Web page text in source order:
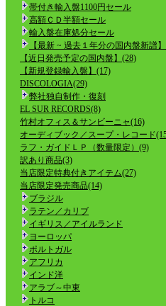
帯付き輸入盤1100円セール
高額ＣＤ半額セール
輸入盤在庫処分セール
【最新 ~ 過去１年分の国内盤新譜】
【近日発売予定の国内盤】(28)
【新規登録輸入盤】(17)
DISCOLOGIA(29)
弊社独自制作・復刻
EL SUR RECORDS(8)
竹村オフィス＆サンビーニャ(16)
オーディブック／スープ・レコード
ラフ・ガイドＬＰ（数量限定）(9)
訳あり商品(3)
当店限定特典付きアイテム(27)
当店限定発売商品(14)
ブラジル
ラテン／カリブ
イギリス／アイルランド
ヨーロッパ
ポルトガル
アフリカ
インド洋
アラブ～中東
トルコ